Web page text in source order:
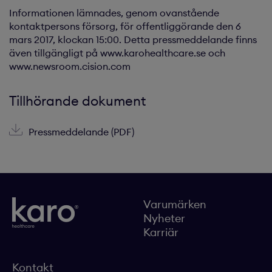
Informationen lämnades, genom ovanstående
kontaktpersons försorg, för offentliggörande den 6
mars 2017, klockan 15:00. Detta pressmeddelande finns
även tillgängligt på www.karohealthcare.se och
www.newsroom.cision.com
Tillhörande dokument
Pressmeddelande (PDF)
Varumärken
Nyheter
Karriär
Kontakt